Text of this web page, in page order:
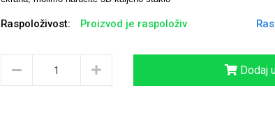
Raspoloživost: Proizvod je raspoloživ
Dodaj